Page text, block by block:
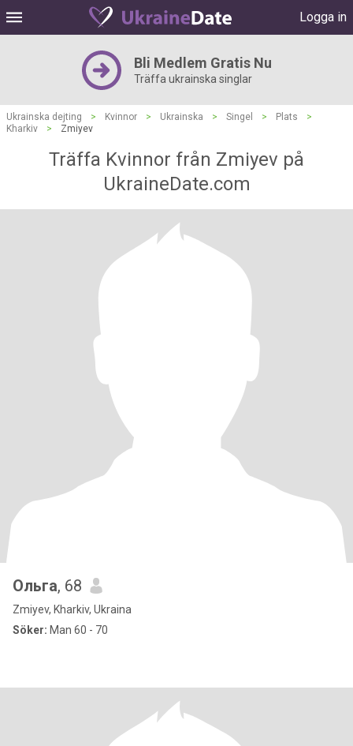
Logga in
Bli Medlem Gratis Nu
Träffa ukrainska singlar
Ukrainska dejting > Kvinnor > Ukrainska > Singel > Plats
>
Kharkiv
> Zmiyev
Träffa Kvinnor från Zmiyev på
UkraineDate.com
Ольга, 68
Zmiyev, Kharkiv, Ukraina
Söker: Man 60 - 70